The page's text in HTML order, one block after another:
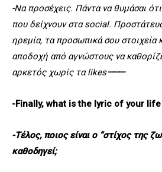
-Να προσέχεις. Πάντα να θυμάσαι ότι
που δείχνουν στα social.
ηρεμία, τα προσωπικά σου στοιχεία
αποδοχή από αγνώστους να
αρκετός χωρίς τα likes⸻
-Finally, what is the lyric of your
-Τέλος, ποιος είναι ο “στίχος της
καθοδηγεί;